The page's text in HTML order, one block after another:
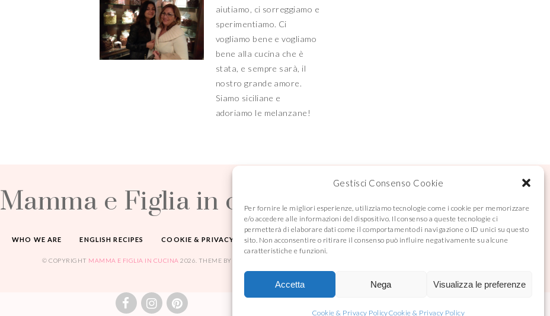
Gestisci Consenso Cookie
Per fornire le migliori esperienze, utilizziamo tecnologie come i cookie per memorizzare
e/o accedere alle informazioni del dispositivo. Il consenso a queste tecnologie ci
permetterà di elaborare dati come il comportamento di navigazione o ID unici su questo
sito. Non acconsentire o ritirare il consenso può influire negativamente su alcune
caratteristiche e funzioni.
Accetta Nega Visualizza le preferenze
Cookie & Privacy PolicyCookie & Privacy Policy
aiutiamo, ci sorreggiamo e
sperimentiamo. Ci
vogliamo bene e vogliamo
bene alla cucina che è
stata, e sempre sarà, il
nostro grande amore.
Siamo siciliane e
adoriamo le melanzane!
Mamma e Figlia in cucina
WHO WE ARE ENGLISH RECIPES COOKIE & PRIVACY POLICY CONTACT US
© COPYRIGHT MAMMA E FIGLIA IN CUCINA 2026 . THEME BY